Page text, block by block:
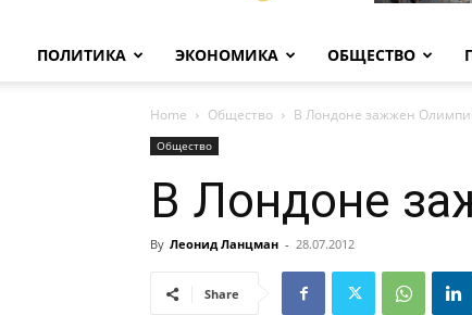
ПОЛИТИКА ЭКОНОМИКА ОБЩЕСТВО
Home Общество В Лондоне зажжен
Общество
В Лондоне
By Леонид Ланцман - 28.07.2012
Share